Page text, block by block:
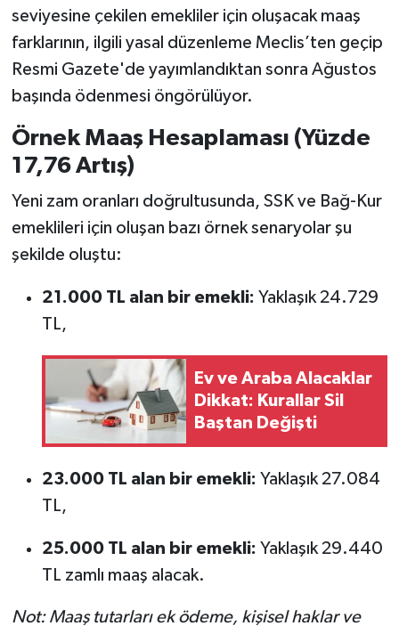
seviyesine çekilen emekliler için oluşacak maaş
farklarının, ilgili yasal düzenleme Meclis’ten geçip
Resmi Gazete'de yayımlandıktan sonra Ağustos
başında ödenmesi öngörülüyor.
Örnek Maaş Hesaplaması (Yüzde
17,76 Artış)
Yeni zam oranları doğrultusunda, SSK ve Bağ-Kur
emeklileri için oluşan bazı örnek senaryolar şu
şekilde oluştu:
21.000 TL alan bir emekli: Yaklaşık 24.729
TL,
Ev ve Araba Alacaklar
Dikkat: Kurallar Sil
Baştan Değişti
23.000 TL alan bir emekli: Yaklaşık 27.084
TL,
25.000 TL alan bir emekli: Yaklaşık 29.440
TL zamlı maaş alacak.
Not: Maaş tutarları ek ödeme, kişisel haklar ve